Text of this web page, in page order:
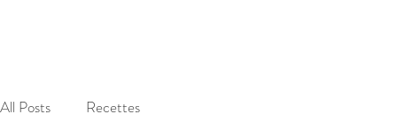
All Posts Recettes